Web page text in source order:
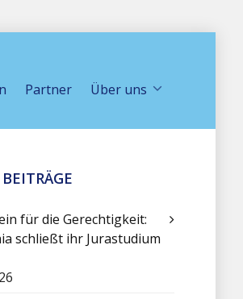
Partner Über uns
für die Gerechtigkeit:
schließt ihr Jurastudium